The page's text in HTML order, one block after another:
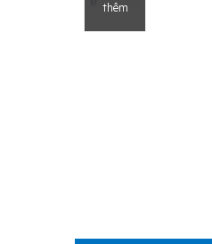
thêm